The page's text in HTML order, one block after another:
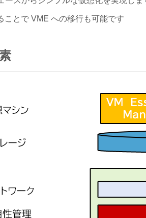
ことで VME への移行も可能です